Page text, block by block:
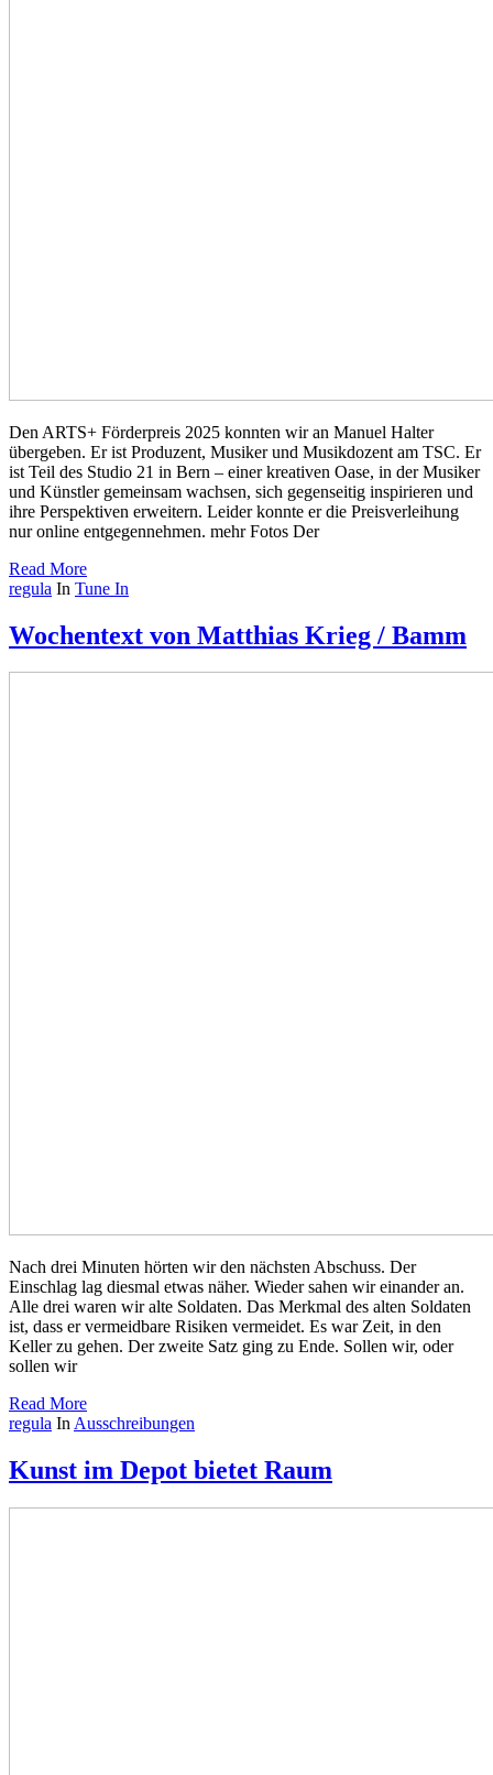
Den ARTS+ Förderpreis 2025 konnten wir an Manuel Halter
übergeben. Er ist Produzent, Musiker und Musikdozent am TSC. Er
ist Teil des Studio 21 in Bern – einer kreativen Oase, in der Musiker
und Künstler gemeinsam wachsen, sich gegenseitig inspirieren und
ihre Perspektiven erweitern. Leider konnte er die Preisverleihung
nur online entgegennehmen. mehr Fotos Der
Read More
regula In Tune In
Wochentext von Matthias Krieg / Bamm
Nach drei Minuten hörten wir den nächsten Abschuss. Der
Einschlag lag diesmal et­was näher. Wieder sahen wir einander an.
Alle drei waren wir alte Soldaten. Das Merk­mal des alten Soldaten
ist, dass er vermeidbare Risiken vermeidet. Es war Zeit, in den
Keller zu gehen. Der zweite Satz ging zu Ende. Sollen wir, oder
sollen wir
Read More
regula InAusschreibungen
Kunst im Depot bietet Raum